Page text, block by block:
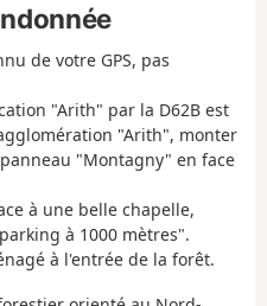
de votre GPS, pas
"Arith" par la D62B est
"Arith", monter
"Montagny" en face
à une belle chapelle,
à 1000 mètres".
à l'entrée de la forêt.